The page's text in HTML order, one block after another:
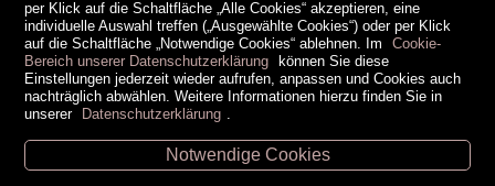
Unsere Öffnungszeiten
per Klick auf die Schaltfläche „Alle Cookies“ akzeptieren, eine
individuelle Auswahl treffen („Ausgewählte Cookies“) oder per Klick
auf die Schaltfläche „Notwendige Cookies“ ablehnen. Im
Cookie-
Bereich unserer Datenschutzerklärung können Sie diese
Einstellungen jederzeit wieder aufrufen, anpassen und Cookies auch
nachträglich abwählen. Weitere Informationen hierzu finden Sie in
unserer Datenschutzerklärung
Notwendige Cookies